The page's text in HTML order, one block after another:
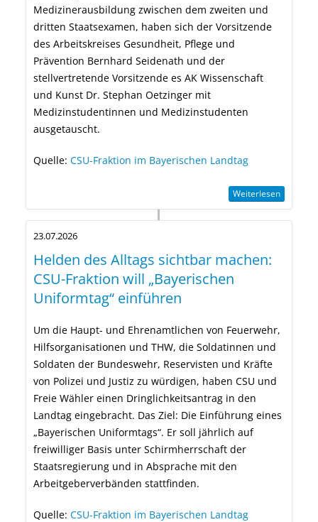
Medizinerausbildung zwischen dem zweiten und
dritten Staatsexamen, haben sich der Vorsitzende
des Arbeitskreises Gesundheit, Pflege und
Prävention Bernhard Seidenath und der
stellvertretende Vorsitzende es AK Wissenschaft
und Kunst Dr. Stephan Oetzinger mit
Medizinstudentinnen und Medizinstudenten
ausgetauscht.
Quelle: CSU-Fraktion im Bayerischen Landtag
Weiterlesen
23.07.2026
Helden des Alltags sichtbar machen:
CSU-Fraktion will „Bayerischen
Uniformtag“ einführen
Um die Haupt- und Ehrenamtlichen von Feuerwehr,
Hilfsorganisationen und THW, die Soldatinnen und
Soldaten der Bundeswehr, Reservisten und Kräfte
von Polizei und Justiz zu würdigen, haben CSU und
Freie Wähler einen Dringlichkeitsantrag in den
Landtag eingebracht. Das Ziel: Die Einführung eines
Bayerischen Uniformtags“. Er soll jährlich auf
freiwilliger Basis unter Schirmherrschaft der
Staatsregierung und in Absprache mit den
Arbeitgeberverbänden stattfinden.
Quelle: CSU-Fraktion im Bayerischen Landtag